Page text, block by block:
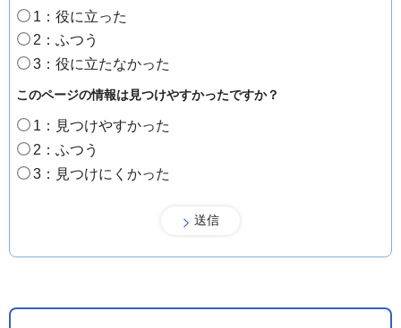
1：役に立った
2：ふつう
3：役に立たなかった
このページの情報は見つけやすかったですか？
1：見つけやすかった
2：ふつう
3：見つけにくかった